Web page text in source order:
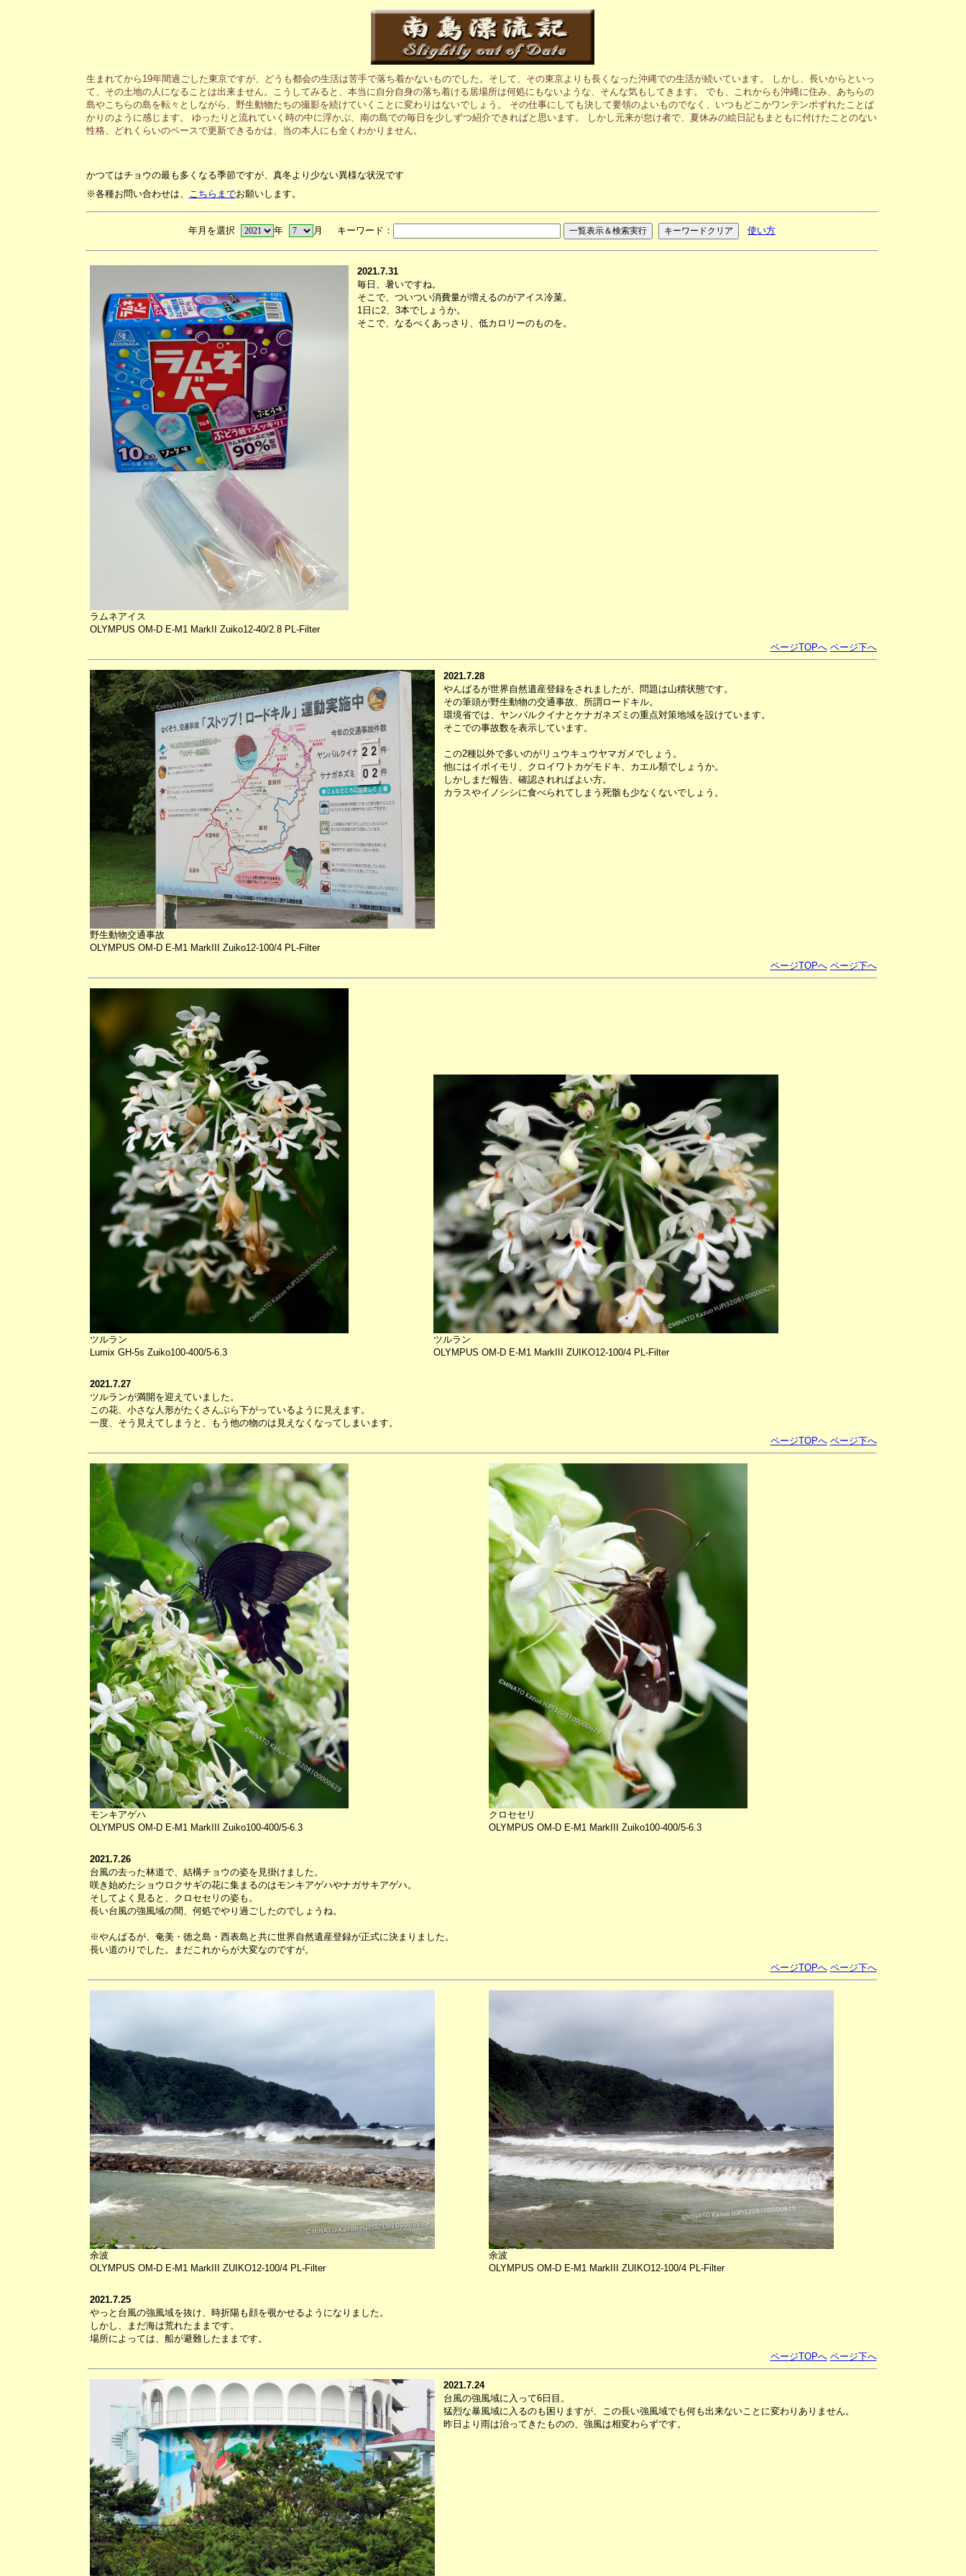
生まれてから19年間過ごした東京ですが、どうも都会の生活は苦手で落ち着かないものでした。そして、その東京よりも長くなった沖縄での生活が続いています。 しかし、長いからといっ
て、その土地の人になることは出来ません。こうしてみると、本当に自分自身の落ち着ける居場所は何処にもないような、そんな気もしてきます。 でも、これからも沖縄に住み、あちらの
島やこちらの島を転々としながら、野生動物たちの撮影を続けていくことに変わりはないでしょう。 その仕事にしても決して要領のよいものでなく、いつもどこかワンテンポずれたことば
かりのように感じます。 ゆったりと流れていく時の中に浮かぶ、南の島での毎日を少しずつ紹介できればと思います。 しかし元来が怠け者で、夏休みの絵日記もまともに付けたことのない
性格、どれくらいのペースで更新できるかは、当の本人にも全くわかりません。
かつてはチョウの最も多くなる季節ですが、真冬より少ない異様な状況です
※各種お問い合わせは、 こちらまでお願いします。
年月を選択 年 月 キーワード： 使い方
ラムネアイス
OLYMPUS OM-D E-M1 MarkII Zuiko12-40/2.8 PL-Filter
2021.7.31
毎日、暑いですね。
そこで、ついつい消費量が増えるのがアイス冷菓。
1日に2、3本でしょうか。
そこで、なるべくあっさり、低カロリーのものを。
ページTOPへ ページ下へ
野生動物交通事故
OLYMPUS OM-D E-M1 MarkIII Zuiko12-100/4 PL-Filter
2021.7.28
やんばるが世界自然遺産登録をされましたが、問題は山積状態です。
その筆頭が野生動物の交通事故、所謂ロードキル。
環境省では、ヤンバルクイナとケナガネズミの重点対策地域を設けています。
そこでの事故数を表示しています。
この2種以外で多いのがリュウキュウヤマガメでしょう。
他にはイボイモリ、クロイワトカゲモドキ、カエル類でしょうか。
しかしまだ報告、確認されればよい方。
カラスやイノシシに食べられてしまう死骸も少なくないでしょう。
ページTOPへ ページ下へ
ツルラン
Lumix GH-5s Zuiko100-400/5-6.3
ツルラン
OLYMPUS OM-D E-M1 MarkIII ZUIKO12-100/4 PL-Filter
2021.7.27
ツルランが満開を迎えていました。
この花、小さな人形がたくさんぶら下がっているように見えます。
一度、そう見えてしまうと、もう他の物のは見えなくなってしまいます。
ページTOPへ ページ下へ
モンキアゲハ
OLYMPUS OM-D E-M1 MarkIII Zuiko100-400/5-6.3
クロセセリ
OLYMPUS OM-D E-M1 MarkIII Zuiko100-400/5-6.3
2021.7.26
台風の去った林道で、結構チョウの姿を見掛けました。
咲き始めたショウロクサギの花に集まるのはモンキアゲハやナガサキアゲハ。
そしてよく見ると、クロセセリの姿も。
長い台風の強風域の間、何処でやり過ごしたのでしょうね。
※やんばるが、奄美・徳之島・西表島と共に世界自然遺産登録が正式に決まりました。
長い道のりでした。まだこれからが大変なのですが。
ページTOPへ ページ下へ
余波
OLYMPUS OM-D E-M1 MarkIII ZUIKO12-100/4 PL-Filter
余波
OLYMPUS OM-D E-M1 MarkIII ZUIKO12-100/4 PL-Filter
2021.7.25
やっと台風の強風域を抜け、時折陽も顔を覗かせるようになりました。
しかし、まだ海は荒れたままです。
場所によっては、船が避難したままです。
ページTOPへ ページ下へ
2021.7.24
台風の強風域に入って6日目。
猛烈な暴風域に入るのも困りますが、この長い強風域でも何も出来ないことに変わりありません。
昨日より雨は治ってきたものの、強風は相変わらずです。